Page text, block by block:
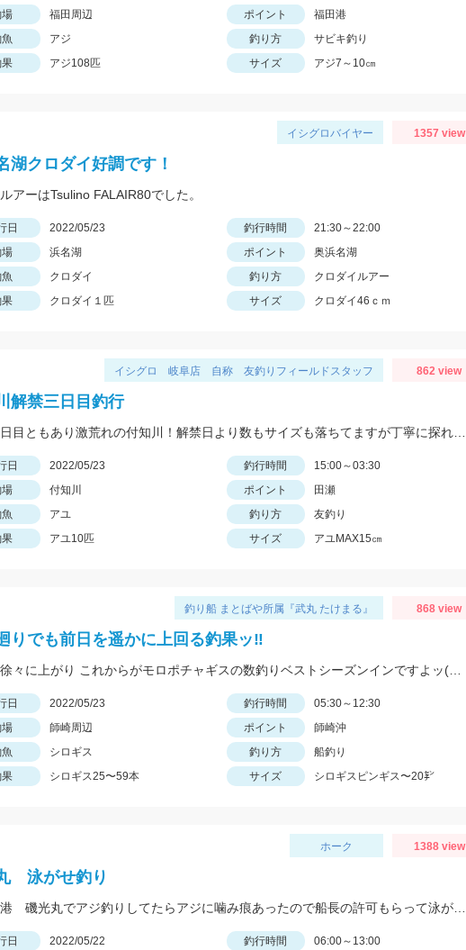
福田周辺 ポイント
福田港
アジ 釣り方
サビキ釣り
アジ108匹 サイズ アジ7～10㎝
イシグロバイヤー 1357 view
湖クロダイ好調です！
アーはTsulino FALAIR80でした。
日 2022/05/23 釣行時間
21:30～22:00
浜名湖 ポイント
奥浜名湖
クロダイ 釣り方
クロダイルアー
クロダイ１匹 サイズ クロダイ46ｃｍ
イシグロ 岐阜店 自称 友釣りフィールドスタッフ 862 view
解禁三日目釣行
日 2022/05/23 釣行時間
15:00～03:30
付知川 ポイント
田瀬
アユ 釣り方
友釣り
アユ10匹 サイズ アユMAX15㎝
釣り船 まとばや所属『武丸 たけまる』 868 view
りでも前日を遥かに上回る釣果ッ‼︎
日 2022/05/23 釣行時間
05:30～12:30
師崎周辺 ポイント
師崎沖
シロギス 釣り方
船釣り
シロギス25〜59本 サイズ シロギスピンギス〜20㌢
ホーク 1388 view
泳がせ釣り
日 2022/05/22 釣行時間 06:00～13:00